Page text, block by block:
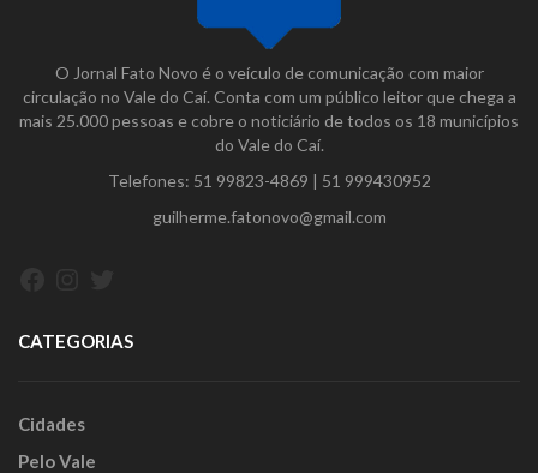
O Jornal Fato Novo é o veículo de comunicação com maior
circulação no Vale do Caí. Conta com um público leitor que chega a
mais 25.000 pessoas e cobre o noticiário de todos os 18 municípios
do Vale do Caí.
Telefones: 51 99823-4869 | 51 999430952
guilherme.fatonovo@gmail.com
CATEGORIAS
Cidades
Pelo Vale